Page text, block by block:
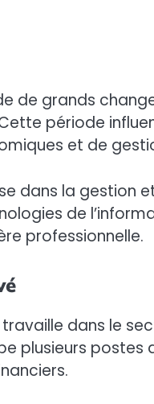
de grands
période
et de
dans la gestion
de
professionnelle.
travaille dans le
plusieurs postes